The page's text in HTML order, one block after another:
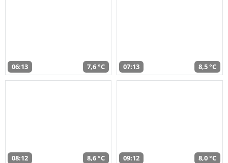
06:13 7,6 °C 07:13 8,5 °C
08:12 8,6 °C 09:12 8,0 °C